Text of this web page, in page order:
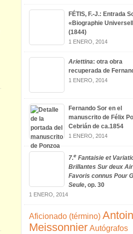
FÉTIS, F.-J.: Entrada
«Biographie
(1844)
1 ENERO, 2014
Ariettina: otra obra
recuperada de
1 ENERO, 2014
Fernando Sor en el
manuscrito de Félix
Cebrián de ca.1854
1 ENERO, 2014
7.e Fantaisie et
Brillantes Sur deux
Favoris connus Pour
Seule, op. 30
1 ENERO, 2014
Aficionado (término)
Meissonnier Autógrafos